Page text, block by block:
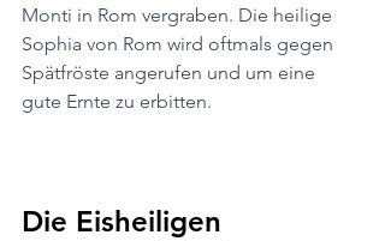
Monti in Rom vergraben. Die heilige
Sophia von Rom wird oftmals gegen
Spätfröste angerufen und um eine
gute Ernte zu erbitten.
Die Eisheiligen